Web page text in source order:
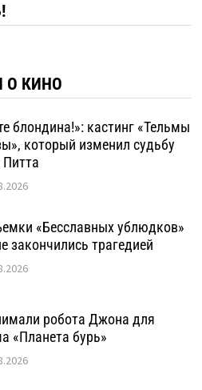
О КИНО
блондина!»: кастинг «Тельмы
который изменил судьбу
«Бесславных ублюдков»
закончились трагедией
робота Джона для
«Планета бурь»